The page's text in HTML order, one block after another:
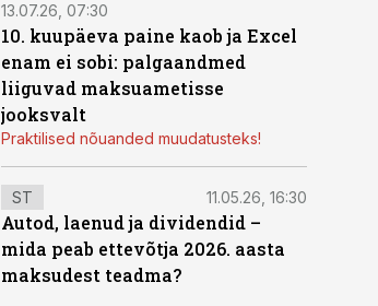
13.07.26, 07:30
10. kuupäeva paine kaob ja Excel
enam ei sobi: palgaandmed
liiguvad maksuametisse
jooksvalt
Praktilised nõuanded muudatusteks!
ST 11.05.26, 16:30
Autod, laenud ja dividendid –
mida peab ettevõtja 2026. aasta
maksudest teadma?